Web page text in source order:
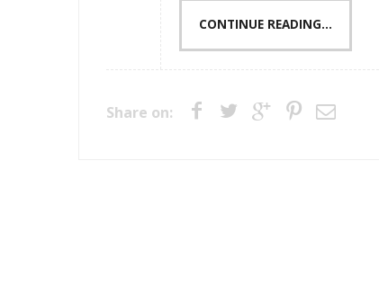
CONTINUE READING...
Share on: